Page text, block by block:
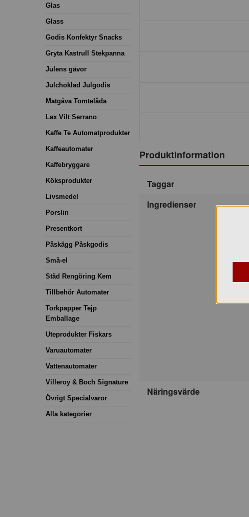
Glas
Glass
Godis Konfektyr Snacks
Gryta Kastrull Stekpanna
Julens gåvor
Julchoklad Julgodis
Matgåva Tomtelåda
Lax Vilt Serrano
Kaffe Te Automatprodukter
Kaffeautomater
Kaffebryggare
Köksprodukter
Livsmedel
Porslin
Presentkort
Påskägg Påskgodis
Små-el
Städ Rengöring Kem
Tillbehör Automater
Torkpapper Tejp
Emballage
Uteprodukter Fiskars
Varuautomater
Vattenautomater
Villeroy & Boch Signature
Övrigt Specialvaror
Alla kategorier
Produktinformation
Taggar
Ingredienser
Näringsvärde